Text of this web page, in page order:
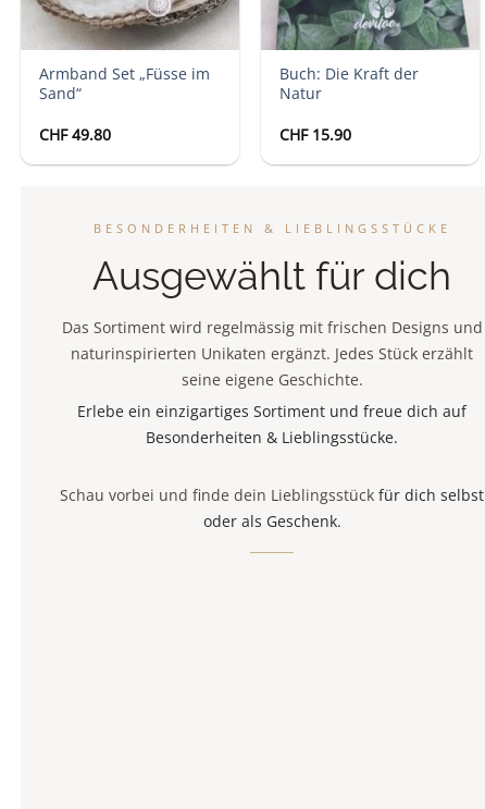
Armband Set „Füsse im
Sand“
CHF49.80
Buch: Die Kraft der
Natur
CHF15.90
BESONDERHEITEN & LIEBLINGSSTÜCKE
Ausgewählt für dich
Das Sortiment wird regelmässig mit frischen Designs und
naturinspirierten Unikaten ergänzt. Jedes Stück erzählt
seine eigene Geschichte.
Erlebe ein einzigartiges Sortiment und freue dich auf
Besonderheiten & Lieblingsstücke.
Schau vorbei und finde dein Lieblingsstück für dich selbst
oder als Geschenk.